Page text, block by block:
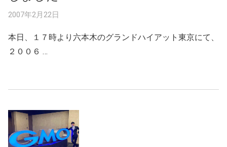
2007年2月22日
本日、１７時より六本木のグランドハイアット東京にて、
２００６ …